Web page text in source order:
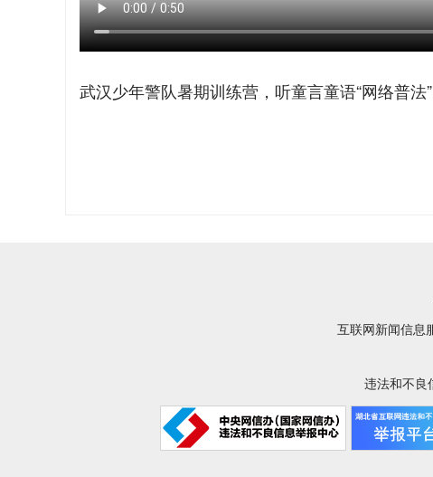
武汉少年警队暑期训练营，听童言童语“网络普
互联网新闻信息
违法和不